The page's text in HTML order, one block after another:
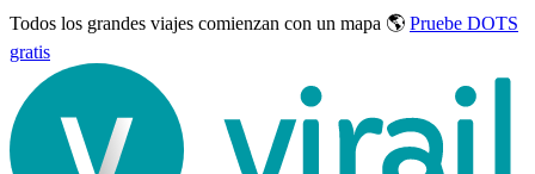
Todos los grandes viajes comienzan con un mapa 🌎 Pruebe DOTS
gratis